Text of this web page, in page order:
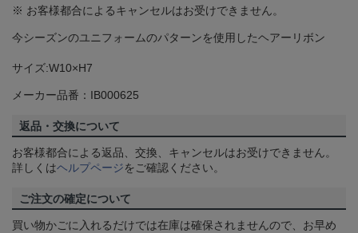
※ お客様都合によるキャンセルはお受けできません。
今シーズンのユニフォームのパターンを使用したヘアーリボン
サイズ:W10×H7
メーカー品番：IB000625
返品・交換について
お客様都合による返品、交換、キャンセルはお受けできません。
詳しくはヘルプページをご確認ください。
ご注文の確定について
買い物かごに入れるだけでは在庫は確保されませんので、お早め